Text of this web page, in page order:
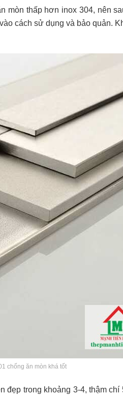
mòn thấp hơn inox 304, nên
cách sử dụng và bảo quản.
chống ăn mòn khá tốt
trong khoảng 3-4, thậm